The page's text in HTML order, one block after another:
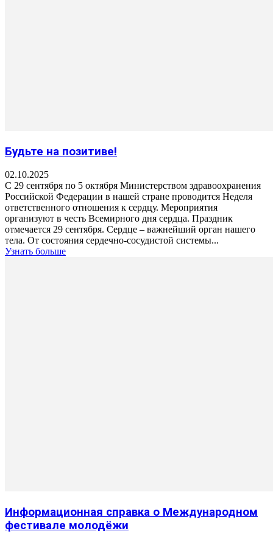
Будьте на позитиве!
02.10.2025
С 29 сентября по 5 октября Министерством здравоохранения
Российской Федерации в нашей стране проводится Неделя
ответственного отношения к сердцу. Мероприятия
организуют в честь Всемирного дня сердца. Праздник
отмечается 29 сентября. Сердце – важнейший орган нашего
тела. От состояния сердечно-сосудистой системы...
Узнать больше
Информационная справка о Международном
фестивале молодёжи